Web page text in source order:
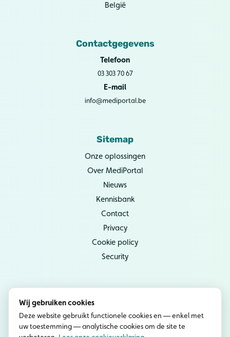
België
Contactgegevens
Telefoon
03 303 70 67
E-mail
info@mediportal.be
Sitemap
Onze oplossingen
Over MediPortal
Nieuws
Kennisbank
Contact
Privacy
Cookie policy
Security
Instagram
YouTube
Wij gebruiken cookies
Deze website gebruikt functionele cookies en — enkel met
uw toestemming — analytische cookies om de site te